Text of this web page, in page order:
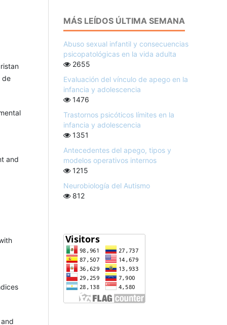
de
and
MÁS LEÍDOS ÚLTIMA SEMANA
Abuso sexual infantil y consecuencias
psicopatológicas en la vida adulta
2655
Evaluación del vínculo de apego en la
infancia y adolescencia
1476
Trastornos psicóticos límites en la
infancia y adolescencia
1351
Antecedentes del apego, tipos y
modelos operativos internos
1215
Neurobiología del Autismo
812